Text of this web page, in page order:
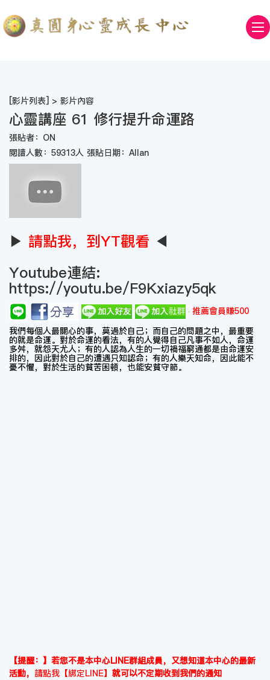
[影片列表] > 影片內容
心靈講座 61 修行提升命運路
張貼者：ON
閱讀人數：59313人 張貼日期：Allan
▶ 請點我，到YT觀看 ◀
Youtube連結:
https://youtu.be/F9Kxiazy5qk
推薦會員賺500
我們每個人最關心的事，莫過於自己；而自己的問題之中，最重要
的就是命運。對於命運的看法，有的人覺得自己凡事不如人，命運
多舛，就怨天尤人；有的人認為人生的一切禍福窮通都是由命運安
排的，因此對於自己的遭遇只知認命；有的人樂天知命，因此能不
憂不懼，對於生活的貧苦困頓，也能安貧守節。
【提醒：】若您不是本中心LINE群組成員，又想知道本中心的最新
活動， 請點我【綁定LINE】 就可以不定期收到我們的通知